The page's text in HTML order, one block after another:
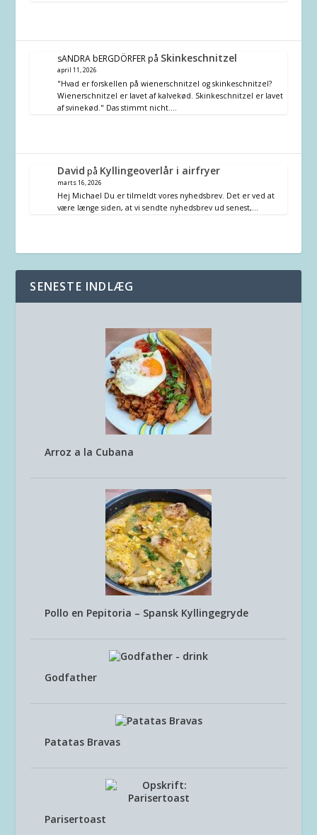
sANDRA bERGDÖRFERpå Skinkeschnitzel
april 11, 2026
"Hvad er forskellen på wienerschnitzel og skinkeschnitzel?
Wienerschnitzel er lavet af kalvekød. Skinkeschnitzel er lavet
af svinekød." Das stimmt nicht.…
David på Kyllingeoverlår i airfryer
marts 16, 2026
Hej Michael Du er tilmeldt vores nyhedsbrev. Det er ved at
være længe siden, at vi sendte nyhedsbrev ud senest,…
SENESTE INDLÆG
Arroz a la Cubana
Pollo en Pepitoria – Spansk Kyllingegryde
Godfather
Patatas Bravas
Parisertoast